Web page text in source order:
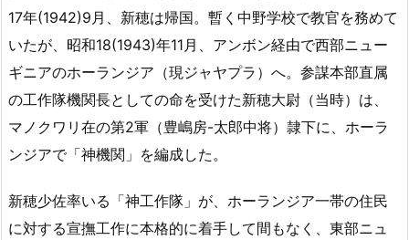
17年(1942)9月、新穂は帰国。暫く中野学校で教官を務めて
いたが、昭和18(1943)年11月、アンボン経由で西部ニュー
ギニアのホーランジア（現ジャヤプラ）へ。参謀本部直属
の工作隊機関長としての命を受けた新穂大尉（当時）は、
マノクワリ在の第2軍（豊嶋房-太郎中将）隷下に、ホーラ
ンジアで「神機関」を編成した。
新穂少佐率いる「神工作隊」が、ホーランジア一帯の住民
に対する宣撫工作に本格的に着手して間もなく、東部ニュ